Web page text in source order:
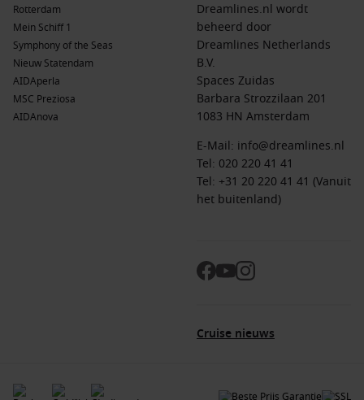
Rotterdam
Mein Schiff 1
Symphony of the Seas
Nieuw Statendam
AIDAperla
MSC Preziosa
AIDAnova
Dreamlines.nl wordt
beheerd door
Dreamlines Netherlands
B.V.
Spaces Zuidas
Barbara Strozzilaan 201
1083 HN Amsterdam
E-Mail: info@dreamlines.nl
Tel: 020 220 41 41
Tel: +31 20 220 41 41 (Vanuit
het buitenland)
Cruise nieuws